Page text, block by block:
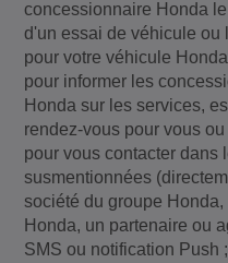
concessionnaire Honda
d'un essai de véhicule ou
pour votre véhicule
pour informer les
Honda sur les services,
rendez-vous pour vous
pour vous contacter dans
susmentionnées
société du groupe
Honda, un partenaire ou
SMS ou notification Push ;